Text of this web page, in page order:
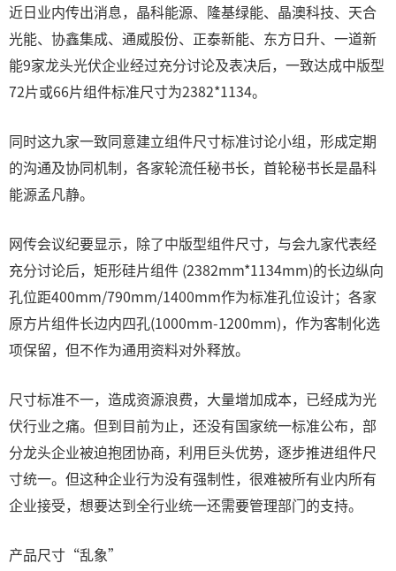
近日业内传出消息，晶科能源、隆基绿能、晶澳科技、天合
光能、协鑫集成、通威股份、正泰新能、东方日升、一道新
能9家龙头光伏企业经过充分讨论及表决后，一致达成中版型
72片或66片组件标准尺寸为2382*1134。
同时这九家一致同意建立组件尺寸标准讨论小组，形成定期
的沟通及协同机制，各家轮流任秘书长，首轮秘书长是晶科
能源孟凡静。
网传会议纪要显示，除了中版型组件尺寸，与会九家代表经
充分讨论后，矩形硅片组件 (2382mm*1134mm)的长边纵向
孔位距400mm/790mm/1400mm作为标准孔位设计；各家
原方片组件长边内四孔(1000mm-1200mm)，作为客制化选
项保留，但不作为通用资料对外释放。
尺寸标准不一，造成资源浪费，大量增加成本，已经成为光
伏行业之痛。但到目前为止，还没有国家统一标准公布，部
分龙头企业被迫抱团协商，利用巨头优势，逐步推进组件尺
寸统一。但这种企业行为没有强制性，很难被所有业内所有
企业接受，想要达到全行业统一还需要管理部门的支持。
产品尺寸“乱象”